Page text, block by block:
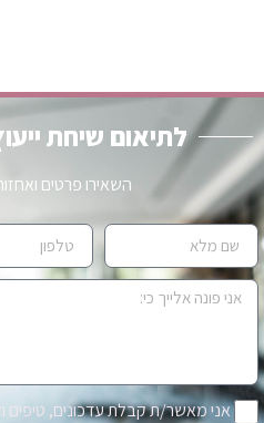
לתיאום שיחת
השאירו פרטים
אני מאשר/ת קבלת עדכונים, טיפים